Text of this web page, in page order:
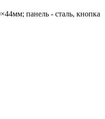
панель - сталь, кнопка